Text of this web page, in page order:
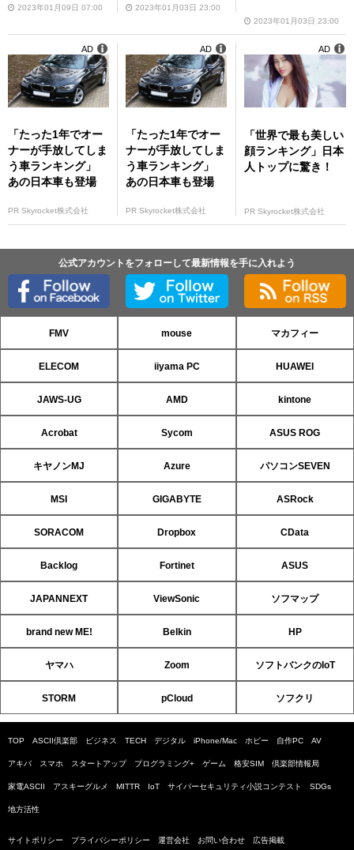
2023年01月09日 07:00 2023年01月03日 23:00
2023年01月03日 23:00
「たった1年でオー
ナーが手放してしま
う車ランキング」
あの日本車も登場
PR Skyrocket株式会社
AD
「たった1年でオー
ナーが手放してしま
う車ランキング」
あの日本車も登場
PR Skyrocket株式会社
AD
「世界で最も美しい
顔ランキング」日本
人トップに驚き！
PR Skyrocket株式会社
AD
公式アカウントをフォローして最新情報を手に入れよう
FMV mouse マカフィー
ELECOM iiyama PC HUAWEI
JAWS-UG AMD kintone
Acrobat Sycom ASUS ROG
キヤノンMJ Azure パソコンSEVEN
MSI GIGABYTE ASRock
SORACOM Dropbox CData
Backlog Fortinet ASUS
JAPANNEXT ViewSonic ソフマップ
brand new ME! Belkin HP
ヤマハ Zoom ソフトバンクのIoT
STORM pCloud ソフクリ
TOP ASCII倶楽部 ビジネス TECH デジタル iPhone/Mac ホビー 自作PC AV
アキバ スマホ スタートアップ プログラミング+ ゲーム 格安SIM 倶楽部情報局
家電ASCII アスキーグルメ MITTR IoT サイバーセキュリティ小説コンテスト SDGs
地方活性
サイトポリシー プライバシーポリシー 運営会社 お問い合わせ 広告掲載